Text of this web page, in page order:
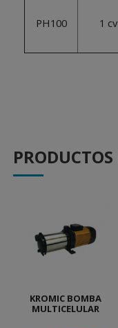
PH100 1 cv
PRODUCTOS
KROMIC BOMBA
MULTICELULAR